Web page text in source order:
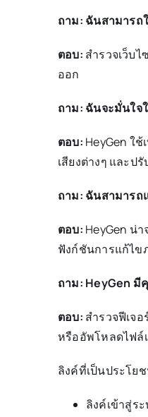
ถาม: ฉันสามารถ
ตอบ: สำรวจเว็บ
ออก
ถาม: ฉันจะมั่นใจ
ตอบ: HeyGen ใ
เสียงต่างๆ และป
ถาม: ฉันสามารถ
ตอบ: HeyGen น่
ฟังก์ชันการแก้ไข
ถาม: HeyGen มี
ตอบ: สำรวจฟีเจ
หรืออัพโหลดไฟล์
ลิงค์ที่เป็นประโย
ลิงค์เข้าสู่ร